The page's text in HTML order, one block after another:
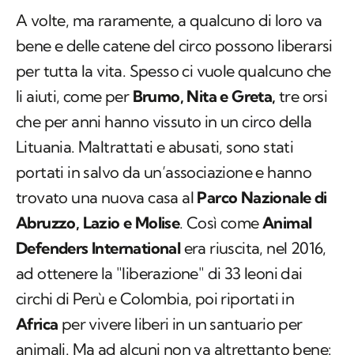
A volte, ma raramente, a qualcuno di loro va
bene e delle catene del circo possono liberarsi
per tutta la vita. Spesso ci vuole qualcuno che
li aiuti, come per Brumo, Nita e Greta, tre orsi
che per anni hanno vissuto in un circo della
Lituania. Maltrattati e abusati, sono stati
portati in salvo da un’associazione e hanno
trovato una nuova casa al Parco Nazionale di
Abruzzo, Lazio e Molise. Così comeAnimal
Defenders Internationalera riuscita, nel 2016,
ad ottenere la "liberazione" di 33 leoni dai
circhi di Perù e Colombia, poi riportati in
Africa per vivere liberi in un santuario per
animali. Ma ad alcuni non va altrettanto bene: